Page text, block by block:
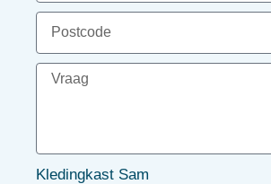
Kledingkast Sam